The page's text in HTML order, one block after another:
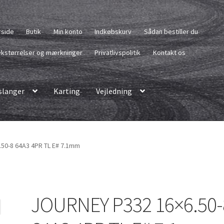
Butik Min konto Indkøbskurv Sådan bestiller du
og mærkninger Privatlivspolitik Kontakt os
Karting
Vejledning
8 64A3 4PR TL E# 7.1mm
JOURNEY P332